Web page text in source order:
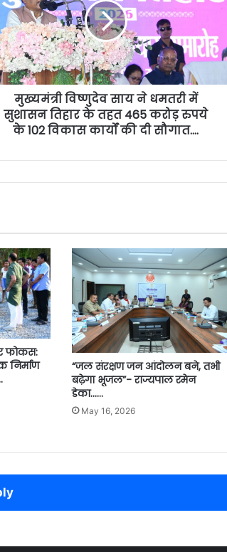
मुख्यमंत्री विष्णुदेव साय ने धमतरी में
सुशासन तिहार के तहत 465 करोड़ रुपये
के 102 विकास कार्यों की दी सौगात….
फोकस:
निर्माण
“जल संरक्षण जन आंदोलन बने, तभी
बढ़ेगा भूजल”- राज्यपाल रमेन
डेका……
May 16, 2026